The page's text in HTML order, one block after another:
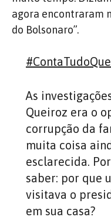
agora encontraram
do Bolsonaro”.
As
Queiroz era o
corrupção da
muita coisa
esclarecida.
saber: por que
visitava o
em sua casa?